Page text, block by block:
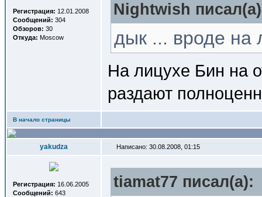
Регистрация: 12.01.2008
Сообщений: 304
Обзоров: 30
Откуда: Moscow
Nightwish
дык ... вроде на
На лицухе Бин на
раздают
В начало страницы
yakudza Написано: 30.08.2008, 01:15
Регистрация: 16.06.2005
Сообщений: 643
tiamat77 писал(a):